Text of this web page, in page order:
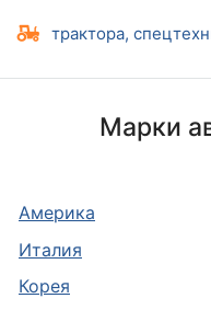
трактора,
Марки
Америка
Италия
Корея